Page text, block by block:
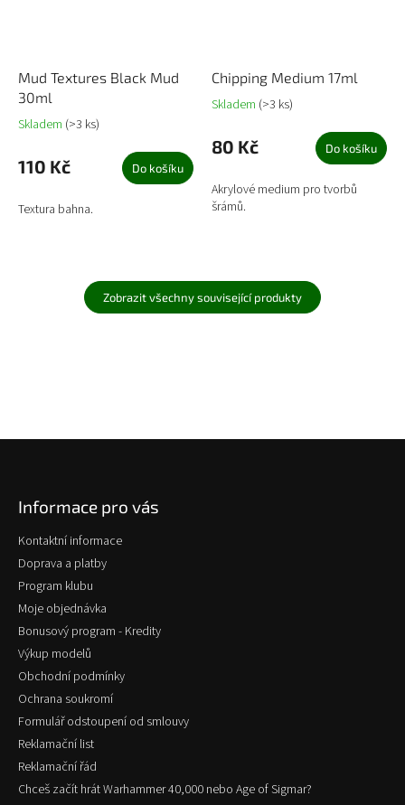
Mud Textures Black Mud
30ml
Skladem (>3 ks)
110 Kč Do košíku
Textura bahna.
Chipping Medium 17ml
Skladem (>3 ks)
80 Kč Do košíku
Akrylové medium pro tvorbů
šrámů.
Zobrazit všechny související produkty
Informace pro vás
Kontaktní informace
Doprava a platby
Program klubu
Moje objednávka
Bonusový program - Kredity
Výkup modelů
Obchodní podmínky
Ochrana soukromí
Formulář odstoupení od smlouvy
Reklamační list
Reklamační řád
Chceš začít hrát Warhammer 40,000 nebo Age of Sigmar?